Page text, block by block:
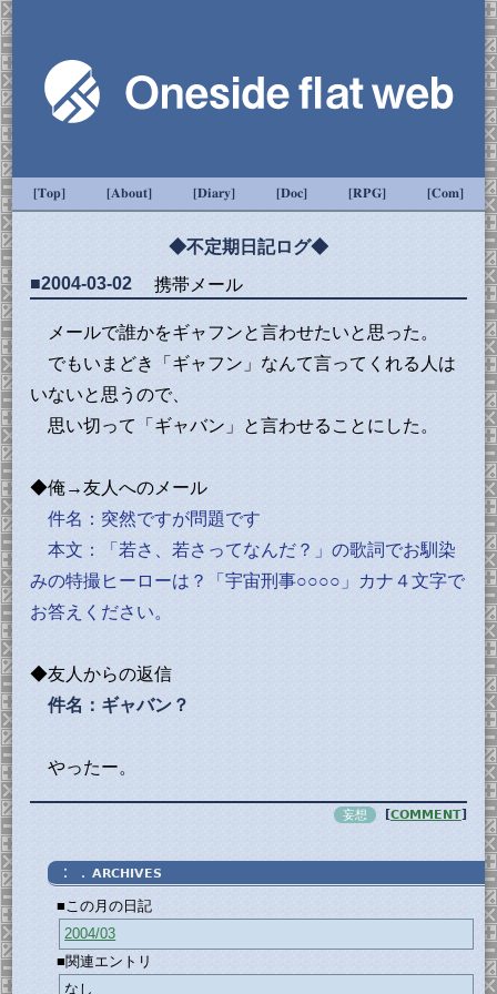
[Top] [About] [Diary] [Doc] [RPG] [Com]
◆不定期日記ログ◆
■2004-03-02
携帯メール
メールで誰かをギャフンと言わせたいと思った。
でもいまどき「ギャフン」なんて言ってくれる人は
いないと思うので、
思い切って「ギャバン」と言わせることにした。
◆俺→友人へのメール
件名：突然ですが問題です
本文：「若さ、若さってなんだ？」の歌詞でお馴染
みの特撮ヒーローは？「宇宙刑事○○○○」カナ４文字で
お答えください。
◆友人からの返信
件名：ギャバン？
やったー。
妄想 [COMMENT]
：．ARCHIVES
■この月の日記
2004/03
■関連エントリ
なし